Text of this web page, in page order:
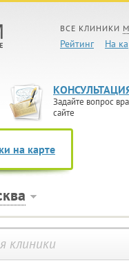
ВСЕ КЛИНИКИ
Рейтинг На
Задайте вопрос
сайте
на карте